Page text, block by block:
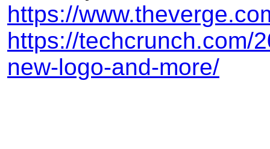
https://
https://techcrunch.com/
new-logo-and-more/